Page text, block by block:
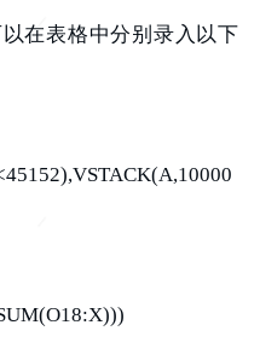
在表格中分别录入以下